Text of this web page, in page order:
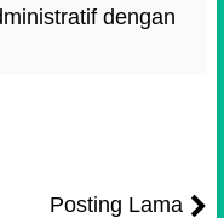
dengan
Posting Lama